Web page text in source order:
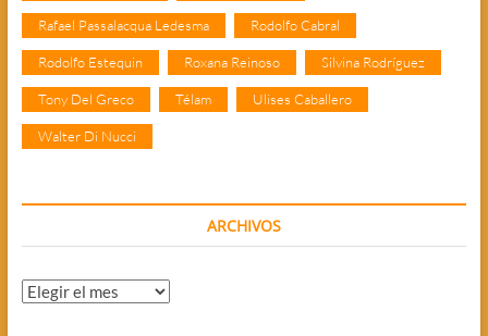
Rafael Passalacqua Ledesma Rodolfo Cabral
Rodolfo Estequin Roxana Reinoso Silvina Rodríguez
Tony Del Greco Télam Ulises Caballero
Walter Di Nucci
ARCHIVOS
Archivos